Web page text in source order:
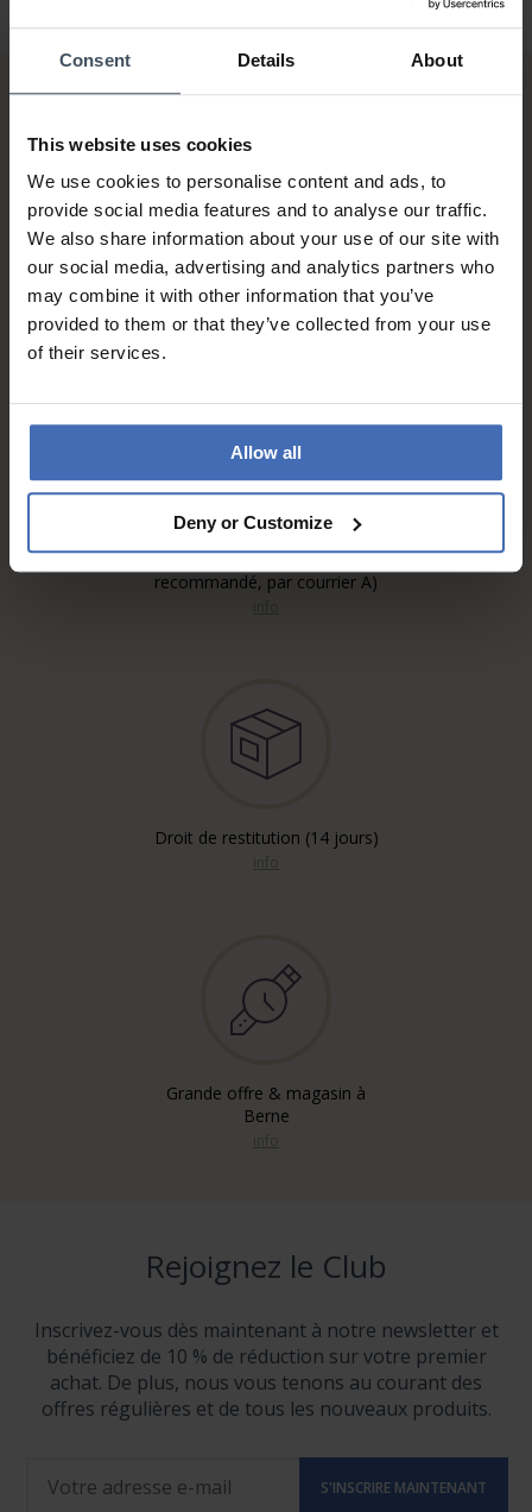
Consent Details About
This website uses cookies
We use cookies to personalise content and ads, to
provide social media features and to analyse our traffic.
We also share information about your use of our site with
our social media, advertising and analytics partners who
may combine it with other information that you’ve
provided to them or that they’ve collected from your use
of their services.
Allow all
Deny or Customize
Sur facture et paiement
échelonné (jusqu’à CHF
5'000.-)
info
Envoi gratuit* (en
recommandé, par courrier A)
Droit de restitution (14 jours)
Grande offre & magasin à
Berne
Rejoignez le Club
Inscrivez-vous dès maintenant à notre newsletter et
bénéficiez de 10 % de réduction sur votre premier
achat. De plus, nous vous tenons au courant des
offres régulières et de tous les nouveaux produits.